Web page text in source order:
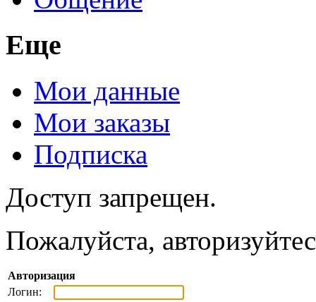
Еще
Мои данные
Мои заказы
Подписка
Доступ запрещен.
Пожалуйста,
Авторизация
Логин: